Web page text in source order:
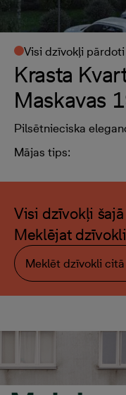
Visi dzīvokļi pārdoti
Krasta
Maskavas
Pilsētnieciska
Mājas tips:
Visi dzīvokļi
Meklējat
Meklēt dzīvokli